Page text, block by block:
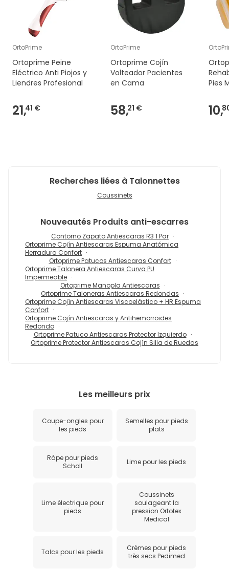
OrtoPrime
Ortoprime Peine
Eléctrico Anti Piojos y
Liendres Profesional
21,41 €
OrtoPrime
Ortoprime Cojín
Volteador Pacientes
en Cama
58,21 €
Pies
10,
Recherches liées à Talonnettes
Coussinets
Nouveautés Produits anti-escarres
Contorno Zapato Antiescaras R3 1 Par
Ortoprime Cojín Antiescaras Espuma Anatómica
Herradura Confort
Ortoprime Patucos Antiescaras Confort
Ortoprime Talonera Antiescaras Curva PU
Impermeable
Ortoprime Manopla Antiescaras
Ortoprime Taloneras Antiescaras Redondas
Ortoprime Cojín Antiescaras Viscoelástico + HR Espuma
Confort
Ortoprime Cojín Antiescaras y Antihemorroides
Redondo
Ortoprime Patuco Antiescaras Protector Izquierdo
Ortoprime Protector Antiescaras Cojín Silla de Ruedas
Les meilleurs prix
Coupe-ongles pour
les pieds
Semelles pour pieds
plats
Râpe pour pieds
Scholl
Lime pour les pieds
Lime électrique pour
pieds
Coussinets
soulageant la
pression Ortotex
Medical
Talcs pour les pieds
Crèmes pour pieds
très secs Pedimed